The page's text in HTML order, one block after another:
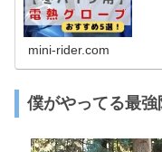
mini-rider.com
僕がやってる最強